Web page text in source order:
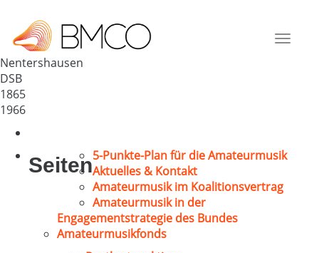
Toggle
Deutschland
36214
Nentershausen
DSB
1865
1966
Seiten5-Punkte-Plan für die Amateurmusik
Aktuelles & Kontakt
Amateurmusik im Koalitionsvertrag
Amateurmusik in der
Engagementstrategie des Bundes
Amateurmusikfonds